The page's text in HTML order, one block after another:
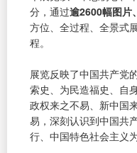
分，通过逾2600幅图片
方位、全过程、全景式
程。
展览反映了中国共产党
索史、为民造福史、自
政权来之不易、新中国
易，深刻认识到中国共
行、中国特色社会主义